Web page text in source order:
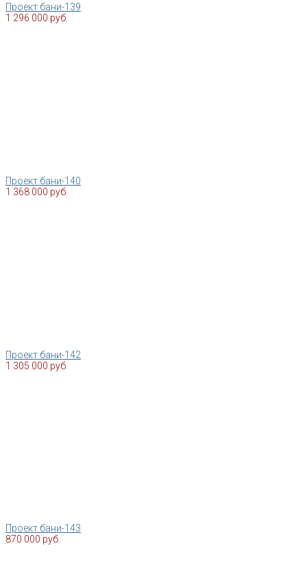
Проект бани-139
1 296 000 руб.
Проект бани-140
1 368 000 руб.
Проект бани-142
1 305 000 руб.
Проект бани-143
870 000 руб.